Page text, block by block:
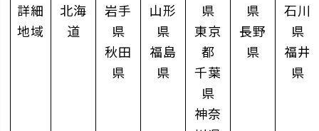
詳細
地域
北海
道
岩手
県
秋田
県
山形
県
福島
県
県
東京
都
千葉
県
神奈
県
長野
県
石川
県
福井
県